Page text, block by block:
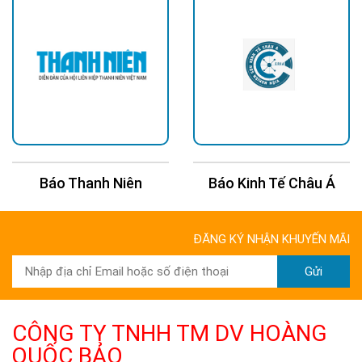
Báo Thanh Niên Báo Kinh Tế Châu Á
ĐĂNG KÝ NHẬN KHUYẾN MÃI
Gửi
CÔNG TY TNHH TM DV HOÀNG
QUỐC BẢO